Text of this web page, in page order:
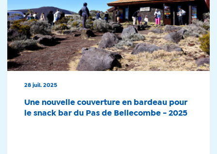
28 juil. 2025
Une nouvelle couverture en bardeau pour
le snack bar du Pas de Bellecombe - 2025